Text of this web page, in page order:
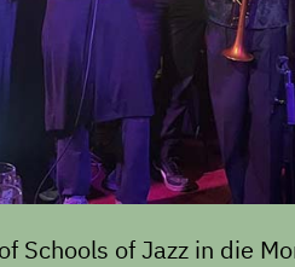
Schools of Jazz in die